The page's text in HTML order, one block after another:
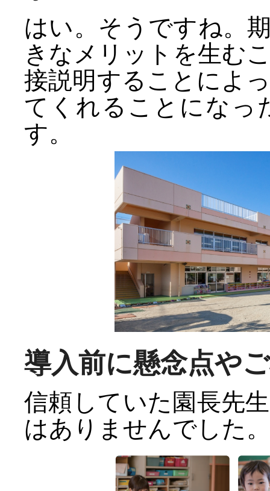
はい。そうですね。
きなメリットを生む
接説明することによ
てくれることになっ
す。
導入前に懸念点や
信頼していた園長先
はありませんでした。